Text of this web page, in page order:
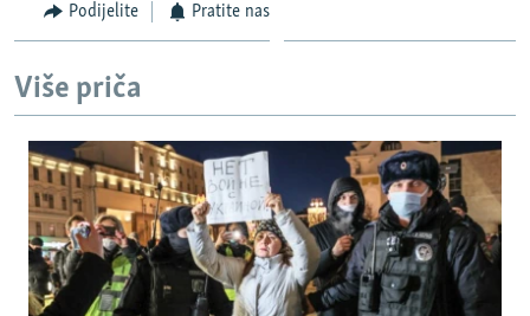
POST SCRIPTUM
MOJA EVROPA
TRI DECENIJE OD RATA U BIH
SVE KARTE DEJTONA
NASTANAK I RASPAD JUGOSLAVIJE
Sve RFE/RL stranice
Podijelite Pratite nas
Više priča